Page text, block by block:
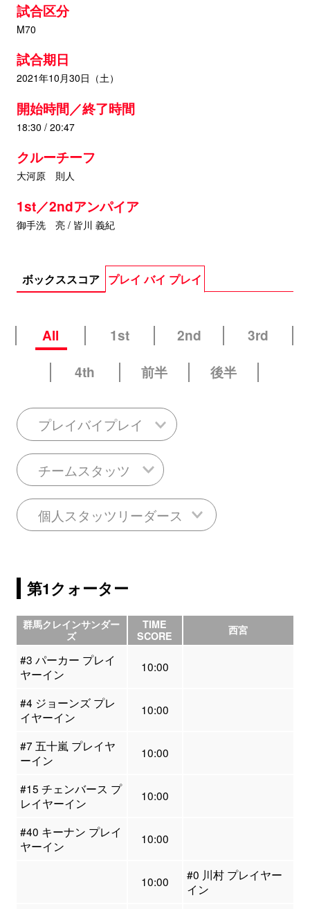
試合区分
M70
試合期日
2021年10月30日（土）
開始時間／終了時間
18:30 / 20:47
クルーチーフ
大河原 則人
1st／2ndアンパイア
御手洗 亮 / 皆川 義紀
ボックススコア プレイ バイ プレイ
All 1st 2nd
3rd
4th
前半 後半
プレイバイプレイ
チームスタッツ
個人スタッツリーダース
第1クォーター
群馬クレインサンダー
ズ
TIME
SCORE
西宮
#3 パーカー プレイ
ヤーイン
10:00
#4 ジョーンズ プレ
イヤーイン
10:00
#7 五十嵐 プレイヤ
ーイン
10:00
#15 チェンバース プ
レイヤーイン
10:00
#40 キーナン プレイ
ヤーイン
10:00
10:00
#0 川村 プレイヤー
イン